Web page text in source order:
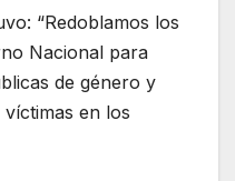
“Redoblamos los
Nacional para
de género y
en los